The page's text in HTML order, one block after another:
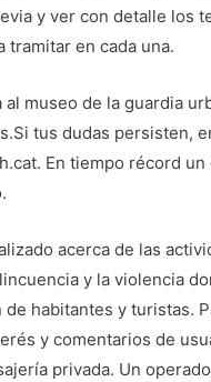
y ver con detalle los
tramitar en cada una.
museo de la guardia
tus dudas persisten,
En tiempo récord
acerca de las
y la violencia
habitantes y turistas.
y comentarios de
privada. Un